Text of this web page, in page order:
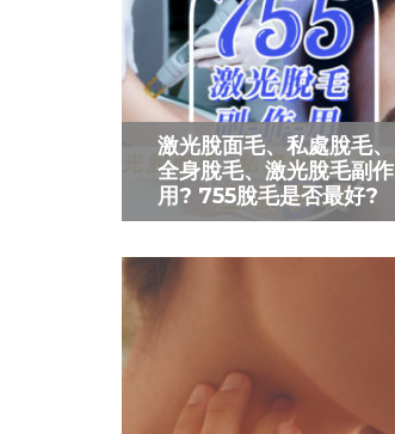
激光脫面毛、私處脫毛、
全身脫毛、激光脫毛副作
用? 755脫毛是否最好?